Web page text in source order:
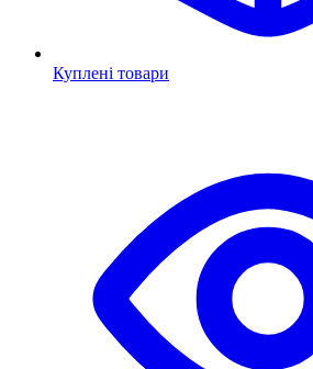
Куплені товари